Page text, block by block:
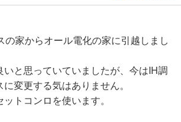
の家からオール電化の家に引越しまし
と思っていていましたが、今はIH調
変更する気はありません。
トコンロを使います。